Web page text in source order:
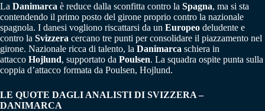
La Danimarca è reduce dalla sconfitta contro la Spagna, ma si sta
contendendo il primo posto del girone proprio contro la nazionale
spagnola. I danesi vogliono riscattarsi da un Europeo deludente e
contro la Svizzera cercano tre punti per consolidare il piazzamento nel
girone. Nazionale ricca di talento, la Danimarca schiera in
attacco Hojlund, supportato da Poulsen. La squadra ospite punta sulla
coppia d’attacco formata da Poulsen, Hojlund.
LE QUOTE DAGLI ANALISTI DI SVIZZERA –
DANIMARCA